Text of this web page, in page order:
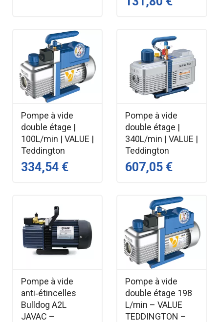
Pompe à vide
double étage |
100L/min | VALUE |
Teddington
334,54 €
Pompe à vide
double étage |
340L/min | VALUE |
Teddington
607,05 €
Pompe à vide
anti‑étincelles
Bulldog A2L
JAVAC –
Pompe à vide
double étage 198
L/min – VALUE
TEDDINGTON –